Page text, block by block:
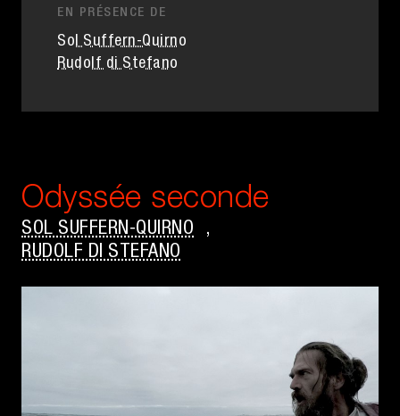
EN PRÉSENCE DE
Sol Suffern-Quirno
Rudolf di Stefano
Odyssée seconde
SOL SUFFERN-QUIRNO
,
RUDOLF DI STEFANO